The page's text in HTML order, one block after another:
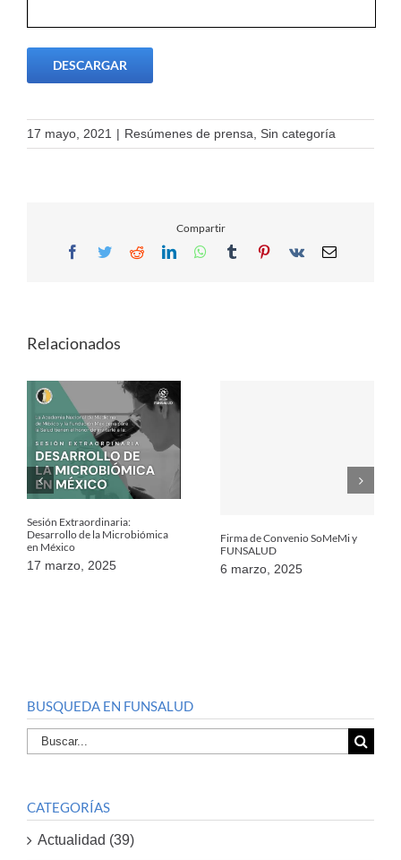
DESCARGAR
17 mayo, 2021 | Resúmenes de prensa, Sin categoría
Compartir
Facebook
TwitterRedditLinkedInWhatsApp
TumblrPinterest
Vk Email
Relacionados
Sesión Extraordinaria:
Desarrollo de la Microbiómica
en México
17 marzo, 2025
Firma de Convenio SoMeMi y
FUNSALUD
6 marzo, 2025
BUSQUEDA EN FUNSALUD
Buscar
por:
CATEGORÍAS
Actualidad (39)